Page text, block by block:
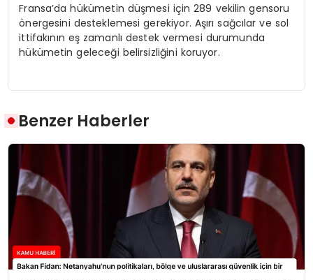
Fransa’da hükümetin düşmesi için 289 vekilin gensoru
önergesini desteklemesi gerekiyor. Aşırı sağcılar ve sol
ittifakının eş zamanlı destek vermesi durumunda
hükümetin geleceği belirsizliğini koruyor.
Benzer Haberler